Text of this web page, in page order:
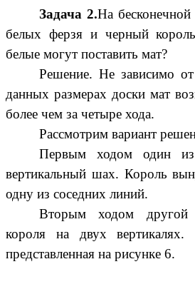
Задача 2.На бесконечной
белых ферзя и черный
белые могут поставить мат?
Решение. Не зависимо
данных размерах доски мат
более чем за четыре хода.
Рассмотрим вариант
Первым ходом один из
вертикальный шах. Король
одну из соседних линий.
Вторым ходом другой
короля на двух вертикалях.
представленная на рисунке 6.